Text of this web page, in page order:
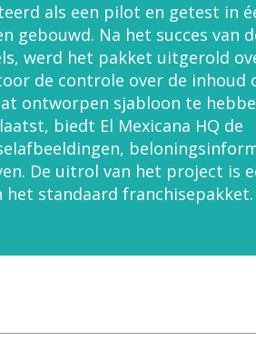
als een pilot en getest in
gebouwd. Na het succes van
werd het pakket uitgerold
de controle over de inhoud
ontworpen sjabloon te
biedt El Mexicana HQ de
De uitrol van het project is
het standaard franchisepakket.